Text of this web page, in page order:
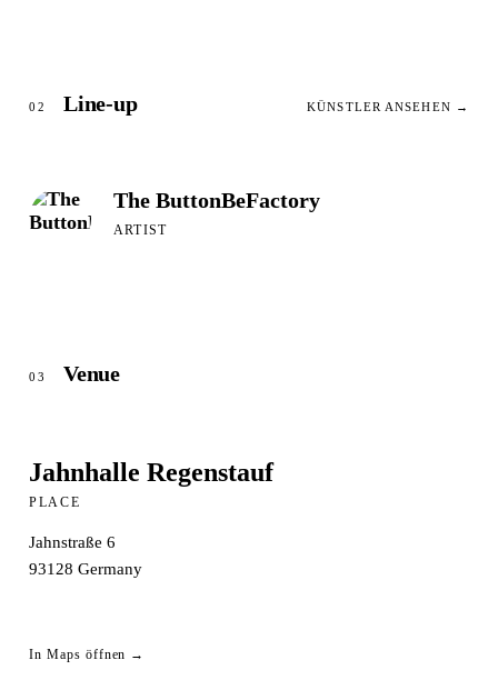
02 Line-up KÜNSTLER ANSEHEN →
The ButtonBeFactory
ARTIST
03 Venue
Jahnhalle Regenstauf
PLACE
Jahnstraße 6
93128 Germany
In Maps öffnen →